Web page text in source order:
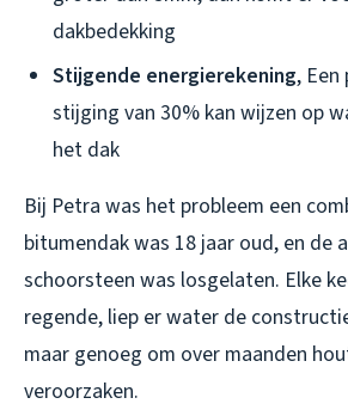
dakbedekking
Stijgende energierekening,
stijging van 30% kan wijzen op
het dak
Bij Petra was het probleem een
bitumendak was 18 jaar oud, en de
schoorsteen was losgelaten. Elke
regende, liep er water de
maar genoeg om over maanden
veroorzaken.